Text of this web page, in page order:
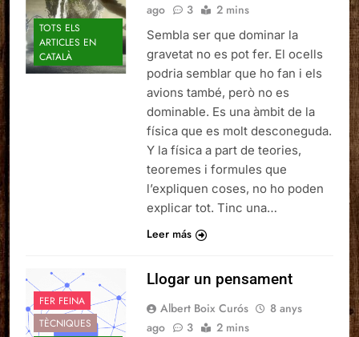
TOTS ELS
ARTICLES EN
CATALÀ
ago
3 2 mins
Sembla ser que dominar la
gravetat no es pot fer. El ocells
podria semblar que ho fan i els
avions també, però no es
dominable. Es una àmbit de la
física que es molt desconeguda.
Y la física a part de teories,
teoremes i formules que
l’expliquen coses, no ho poden
explicar tot. Tinc una…
Leer más
FER FEINA
TÈCNIQUES
Llogar un pensament
Albert Boix Curós
8 anys
ago
3 2 mins